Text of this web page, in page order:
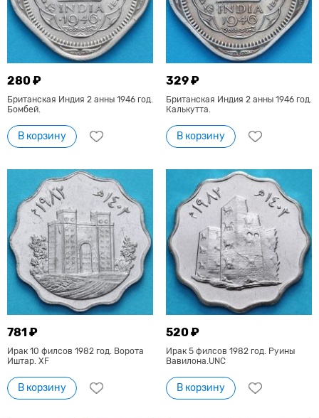
280 ₽
Британская Индия 2 анны 1946 год.
Бомбей.
В корзину
329 ₽
Британская Индия 2 анны 1946 год.
Калькутта.
В корзину
781 ₽
Ирак 10 филсов 1982 год. Ворота
Иштар. XF
В корзину
520 ₽
Ирак 5 филсов 1982 год. Руины
Вавилона.UNC
В корзину